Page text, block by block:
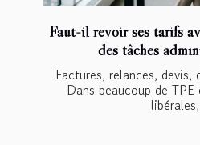
Faut-il revoir ses tarifs
des tâches
Factures, relances,
Dans beaucoup de